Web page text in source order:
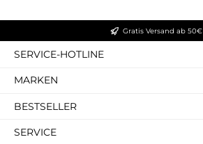
Gratis Versand ab 50€
SERVICE-HOTLINE
MARKEN
BESTSELLER
SERVICE